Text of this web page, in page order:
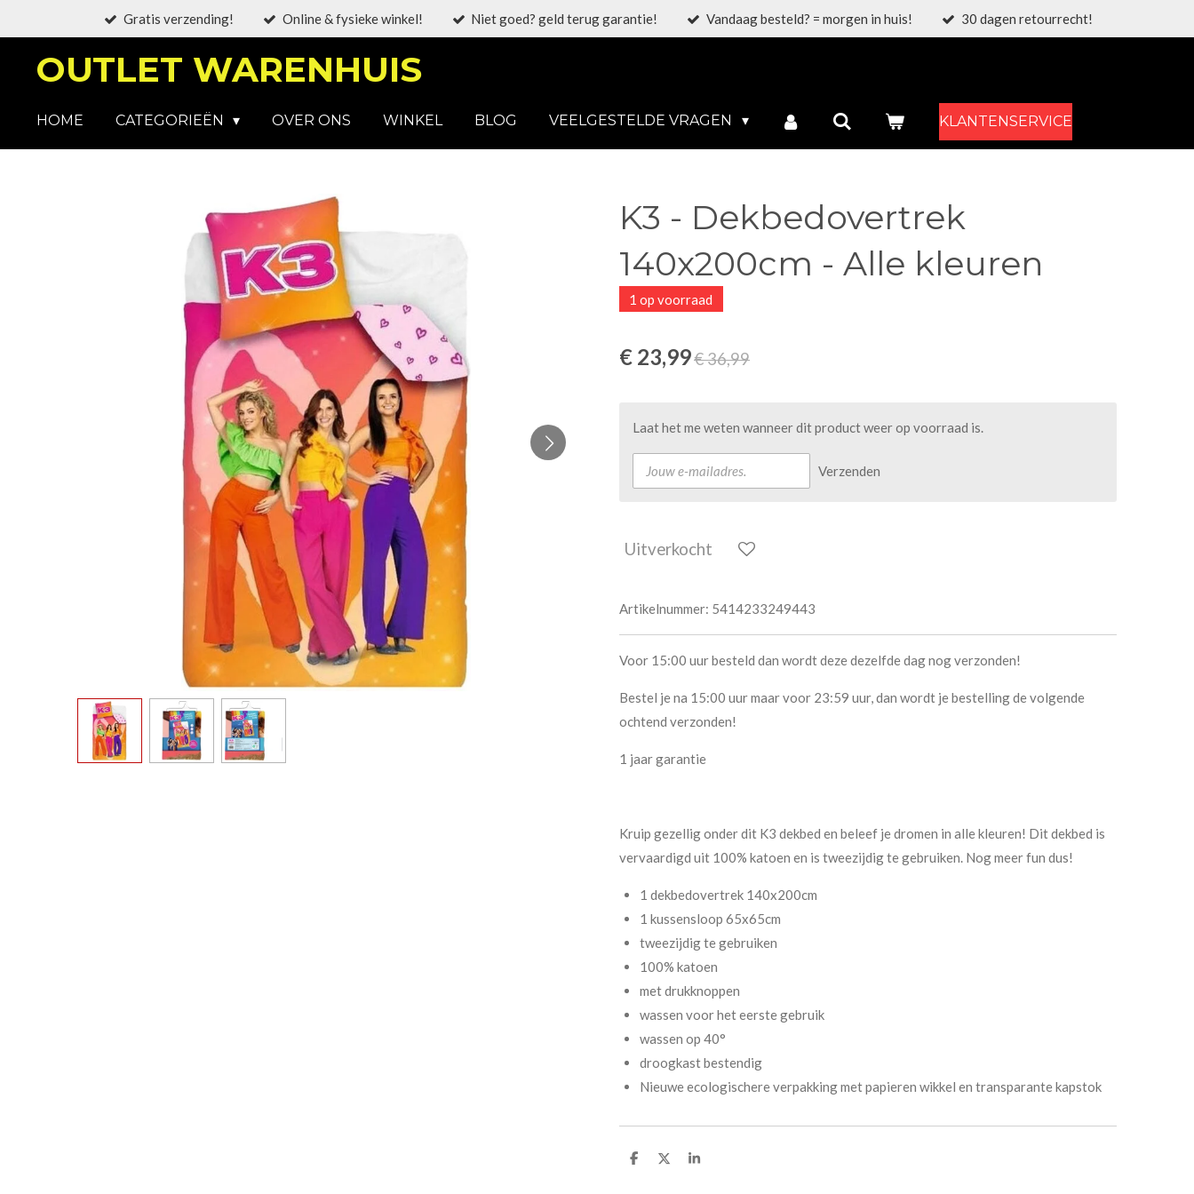
hoofdinhoud
Gratis verzending! Online & fysieke winkel! Niet goed? geld terug garantie! Vandaag besteld? = morgen in huis! 30 dagen retourrecht!
OUTLET WARENHUIS
HOME CATEGORIEËN OVER ONS WINKEL BLOG VEELGESTELDE VRAGEN KLANTENSERVICE
K3 - Dekbedovertrek
140x200cm - Alle kleuren
1 op voorraad
€ 23,99€ 36,99
Laat het me weten wanneer dit product weer op voorraad is.
Verzenden
Uitverkocht
Artikelnummer: 5414233249443
Voor 15:00 uur besteld dan wordt deze dezelfde dag nog verzonden!
Bestel je na 15:00 uur maar voor 23:59 uur, dan wordt je bestelling de volgende
ochtend verzonden!
1 jaar garantie
Kruip gezellig onder dit K3 dekbed en beleef je dromen in alle kleuren! Dit dekbed is
vervaardigd uit 100% katoen en is tweezijdig te gebruiken. Nog meer fun dus!
1 dekbedovertrek 140x200cm
1 kussensloop 65x65cm
tweezijdig te gebruiken
100% katoen
met drukknoppen
wassen voor het eerste gebruik
wassen op 40°
droogkast bestendig
Nieuwe ecologischere verpakking met papieren wikkel en transparante kapstok
D
D
S